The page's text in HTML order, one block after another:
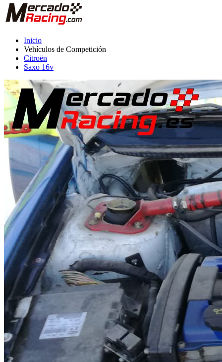
Inicio
Vehículos de Competición
Citroën
Saxo 16v